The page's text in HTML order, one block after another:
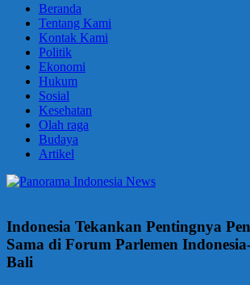
Beranda
Tentang Kami
Kontak Kami
Politik
Ekonomi
Hukum
Sosial
Kesehatan
Olah raga
Budaya
Artikel
Indonesia Tekankan Pentingnya
Sama di Forum Parlemen
Bali